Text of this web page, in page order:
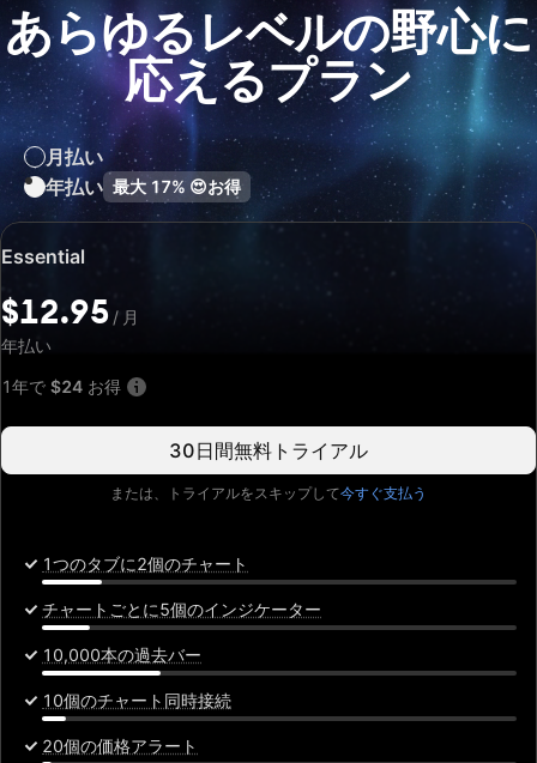
あらゆるレベルの野心に
応えるプラン
月払い
年払い 最大 17% 😍お得
Essential
特
価
格:
$12.95
月
$12.95 / 月
年払い
1年で $24 お得
30日間無料トライアル
または、トライアルをスキップして今すぐ支払う
1つのタブに2個のチャート
チャートごとに5個のインジケーター
10,000本の過去バー
10個のチャート同時接続
20個の価格アラート